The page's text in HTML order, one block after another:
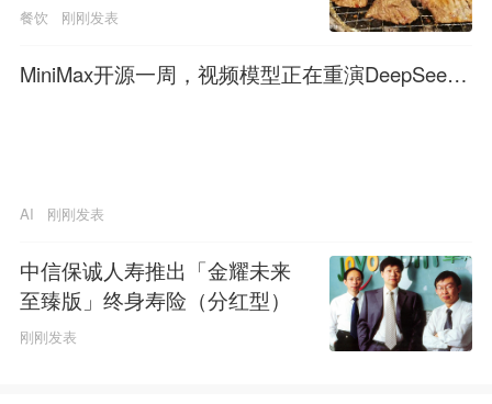
餐饮 刚刚发表
MiniMax开源一周，视频模型正在重演DeepSeek
AI 刚刚发表
中信保诚人寿推出「金耀未来
至臻版」终身寿险（分红型）
刚刚发表